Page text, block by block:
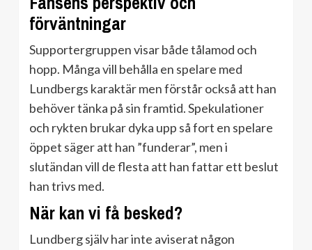
förväntningar
Supportergruppen visar både tålamod och
hopp. Många vill behålla en spelare med
Lundbergs karaktär men förstår också att han
behöver tänka på sin framtid. Spekulationer
och rykten brukar dyka upp så fort en spelare
öppet säger att han ”funderar”, men i
slutändan vill de flesta att han fattar ett beslut
han trivs med.
När kan vi få besked?
Lundberg själv har inte aviserat någon